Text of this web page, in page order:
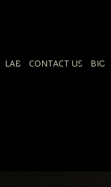
LAB CONTACT US BIO